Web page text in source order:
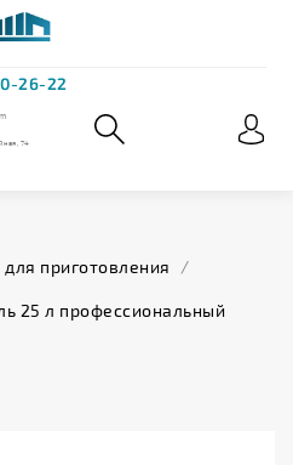
для приготовления /
25 л профессиональный